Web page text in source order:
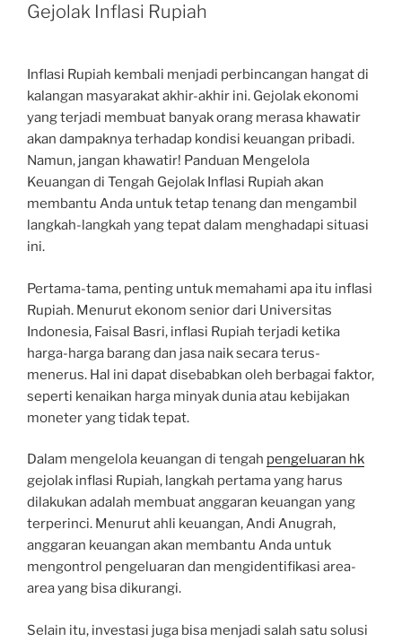
Gejolak Inflasi Rupiah
Inflasi Rupiah kembali menjadi perbincangan hangat di
kalangan masyarakat akhir-akhir ini. Gejolak ekonomi
yang terjadi membuat banyak orang merasa khawatir
akan dampaknya terhadap kondisi keuangan pribadi.
Namun, jangan khawatir! Panduan Mengelola
Keuangan di Tengah Gejolak Inflasi Rupiah akan
membantu Anda untuk tetap tenang dan mengambil
langkah-langkah yang tepat dalam menghadapi situasi
ini.
Pertama-tama, penting untuk memahami apa itu inflasi
Rupiah. Menurut ekonom senior dari Universitas
Indonesia, Faisal Basri, inflasi Rupiah terjadi ketika
harga-harga barang dan jasa naik secara terus-
menerus. Hal ini dapat disebabkan oleh berbagai faktor,
seperti kenaikan harga minyak dunia atau kebijakan
moneter yang tidak tepat.
Dalam mengelola keuangan di tengah pengeluaran hk
gejolak inflasi Rupiah, langkah pertama yang harus
dilakukan adalah membuat anggaran keuangan yang
terperinci. Menurut ahli keuangan, Andi Anugrah,
anggaran keuangan akan membantu Anda untuk
mengontrol pengeluaran dan mengidentifikasi area-
area yang bisa dikurangi.
Selain itu, investasi juga bisa menjadi salah satu solusi